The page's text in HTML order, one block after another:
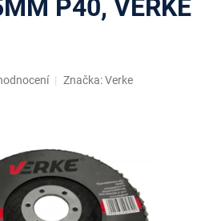
P40, VERKE
Značka:Verke